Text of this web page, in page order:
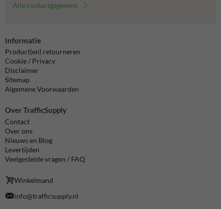
Alle contactgegevens
Informatie
Product(en) retourneren
Cookie / Privacy
Disclaimer
Sitemap
Algemene Voorwaarden
Over TrafficSupply
Contact
Over ons
Nieuws en Blog
Levertijden
Veelgestelde vragen / FAQ
Winkelmand
info@trafficsupply.nl